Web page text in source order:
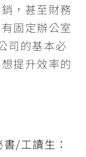
L
i
n
，甚至財務
固定辦公室
司的基本必
提升效率的
/工讀生：